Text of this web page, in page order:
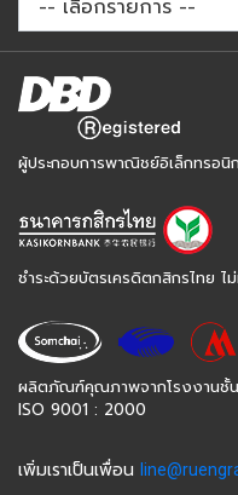
ผู้ประกอบการพาณิชย์อิเล็กทรอนิ
ชำระด้วยบัตรเครดิตกสิกรไทย ไ
ผลิตภัณฑ์คุณภาพจากโรงงานชั้น
ISO 9001 : 2000
เพิ่มเราเป็นเพื่อน